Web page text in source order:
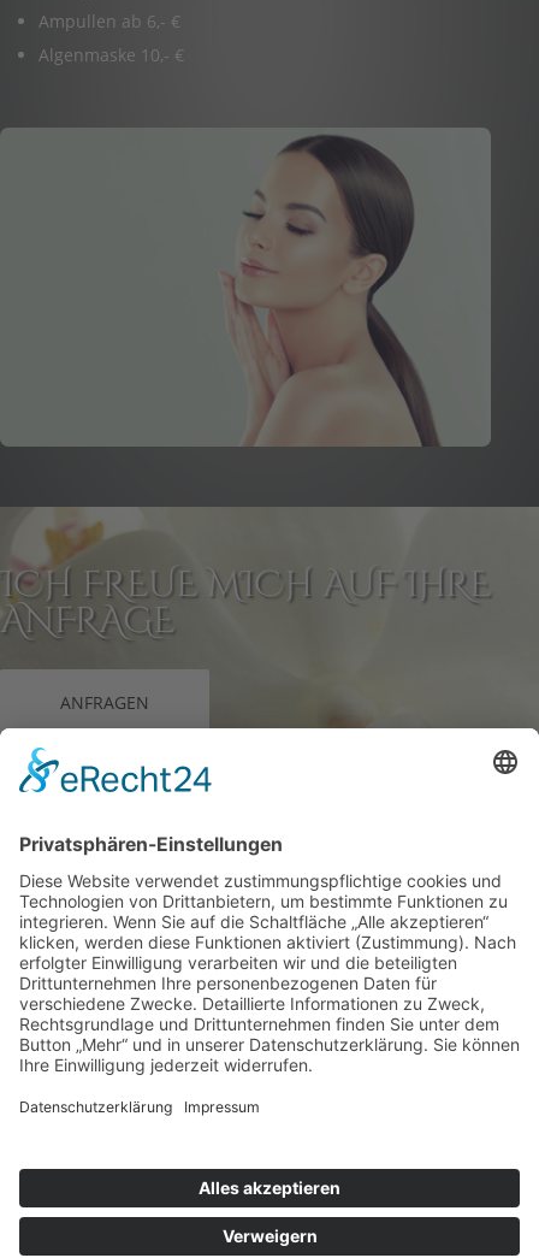
Ampullen ab 6,- €
Algenmaske 10,- €
ICH FREUE MICH AUF IHRE
ANFRAGE
ANFRAGEN
© Izabel Sneberger-Dielmann -Schöne Augen & mehrin
Kosmetik Mossautal.
In der Nähe von Erbach, Heppenheim, Weinheim, Fürth,
Rimbach, Mörlenbach Hessische Odenwald & Bergstraße
Realisiert vonwww.geh-online.eu
Impressum Datenschutz|Disclaimer